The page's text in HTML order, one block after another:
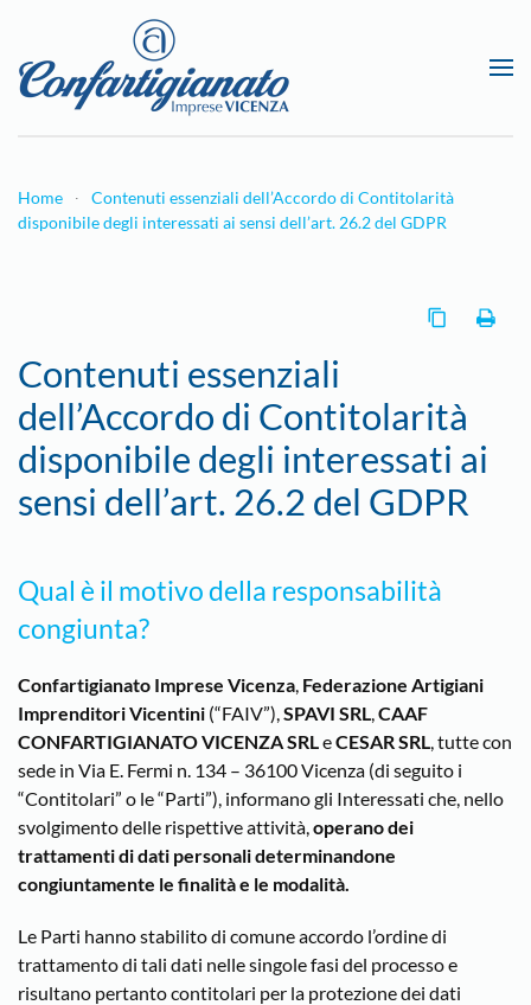
Passa al contenuto principale
Home
Contenuti essenziali dell’Accordo di Contitolarità
disponibile degli interessati ai sensi dell’art. 26.2 del GDPR
Contenuti essenziali
dell’Accordo di Contitolarità
disponibile degli interessati ai
sensi dell’art. 26.2 del GDPR
Qual è il motivo della responsabilità
congiunta?
Confartigianato Imprese Vicenza, Federazione Artigiani
Imprenditori Vicentini (“FAIV”),SPAVI SRL,CAAF
CONFARTIGIANATO VICENZA SRLeCESAR SRL, tutte con
sede in Via E. Fermi n. 134 – 36100 Vicenza (di seguito i
“Contitolari” o le “Parti”), informano gli Interessati che, nello
svolgimento delle rispettive attività,operano dei
trattamenti di dati personali determinandone
congiuntamente le finalità e le modalità.
Le Parti hanno stabilito di comune accordo l’ordine di
trattamento di tali dati nelle singole fasi del processo e
risultano pertanto contitolari per la protezione dei dati